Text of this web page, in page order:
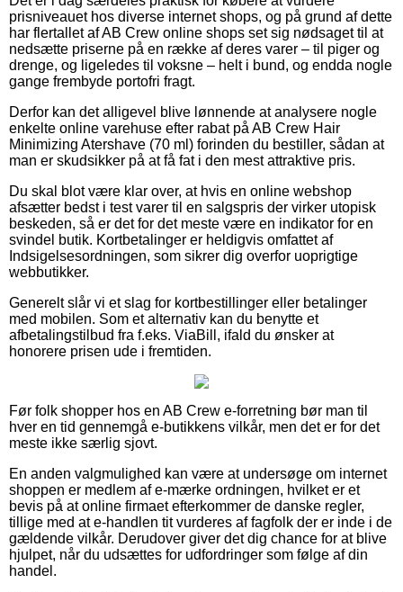
prisniveauet hos diverse internet shops, og på grund af dette
har flertallet af AB Crew online shops set sig nødsaget til at
nedsætte priserne på en række af deres varer – til piger og
drenge, og ligeledes til voksne – helt i bund, og endda nogle
gange frembyde portofri fragt.
Derfor kan det alligevel blive lønnende at analysere nogle
enkelte online varehuse efter rabat på AB Crew Hair
Minimizing Atershave (70 ml) forinden du bestiller, sådan at
man er skudsikker på at få fat i den mest attraktive pris.
Du skal blot være klar over, at hvis en online webshop
afsætter bedst i test varer til en salgspris der virker utopisk
beskeden, så er det for det meste være en indikator for en
svindel butik. Kortbetalinger er heldigvis omfattet af
Indsigelsesordningen, som sikrer dig overfor uoprigtige
webbutikker.
Generelt slår vi et slag for kortbestillinger eller betalinger
med mobilen. Som et alternativ kan du benytte et
afbetalingstilbud fra f.eks. ViaBill, ifald du ønsker at
honorere prisen ude i fremtiden.
Før folk shopper hos en AB Crew e-forretning bør man til
hver en tid gennemgå e-butikkens vilkår, men det er for det
meste ikke særlig sjovt.
En anden valgmulighed kan være at undersøge om internet
shoppen er medlem af e-mærke ordningen, hvilket er et
bevis på at online firmaet efterkommer de danske regler,
tillige med at e-handlen tit vurderes af fagfolk der er inde i de
gældende vilkår. Derudover giver det dig chance for at blive
hjulpet, når du udsættes for udfordringer som følge af din
handel.